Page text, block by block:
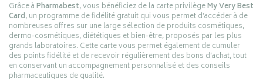
Grâce àPharmabest, vous bénéficiez de la carte privilègeMy Very Best
Card, un programme de fidélité gratuit qui vous permet d’accéder à de
nombreuses offres sur une large sélection de produits cosmétiques,
dermo-cosmétiques, diététiques et bien-être, proposés par les plus
grands laboratoires. Cette carte vous permet également de cumuler
des points fidélité et de recevoir régulièrement des bons d’achat, tout
en conservant un accompagnement personnalisé et des conseils